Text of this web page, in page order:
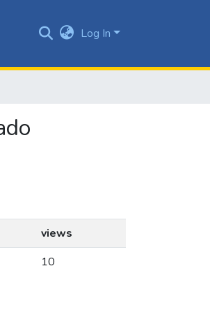
Log In
views
10